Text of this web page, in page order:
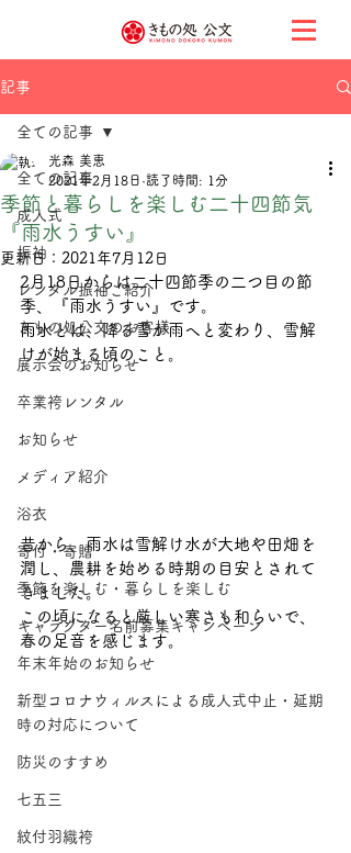
記事
全ての記事
成人式
振袖
レンタル振袖ご紹介
きもの処公文のお客様
展示会のお知らせ
卒業袴レンタル
お知らせ
メディア紹介
浴衣
寄付・寄贈
季節を楽しむ・暮らしを楽しむ
キャラクター名前募集キャンペーン
年末年始のお知らせ
新型コロナウィルスによる成人式中止・延期
時の対応について
防災のすすめ
七五三
紋付羽織袴
全ての記事
季節と暮らしを楽しむ二十四節気
『雨水うすい』
光森 美恵
2021年2月18日 読了時間: 1分
更新日： 2021年7月12日
2月18日からは二十四節季の二つ目の節
季、『雨水うすい』です。
雨水とは、降る雪が雨へと変わり、雪解
けが始まる頃のこと。
昔から、雨水は雪解け水が大地や田畑を
潤し、農耕を始める時期の目安とされて
きました。
この頃になると厳しい寒さも和らいで、
春の足音を感じます。